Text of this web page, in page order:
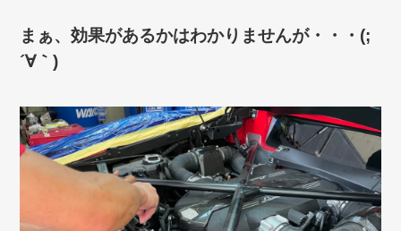
まぁ、効果があるかはわかりませんが・・・(;
´∀｀)